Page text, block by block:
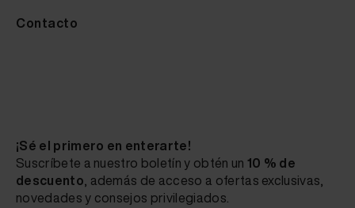
Contacto
¡Sé el primero en enterarte!
Suscríbete a nuestro boletín y obtén un 10 % de
descuento, además de acceso a ofertas exclusivas,
novedades y consejos privilegiados.